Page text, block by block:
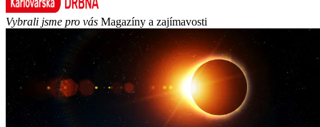
Vybrali jsme pro vás Magazíny a zajímavosti